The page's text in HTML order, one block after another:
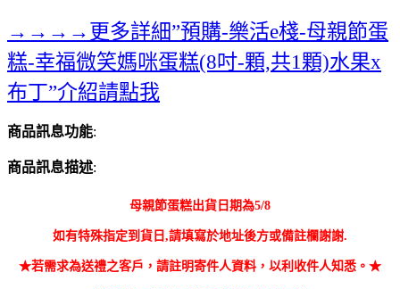
→→→→更多詳細”預購-樂活e棧-母親節蛋
糕-幸福微笑媽咪蛋糕(8吋-顆,共1顆)水果x
布丁”介紹請點我
商品訊息功能:
商品訊息描述:
母親節蛋糕出貨日期為5/8
如有特殊指定到貨日,請填寫於地址後方或備註欄謝謝.
★若需求為送禮之客戶，請註明寄件人資料，以利收件人知悉。★